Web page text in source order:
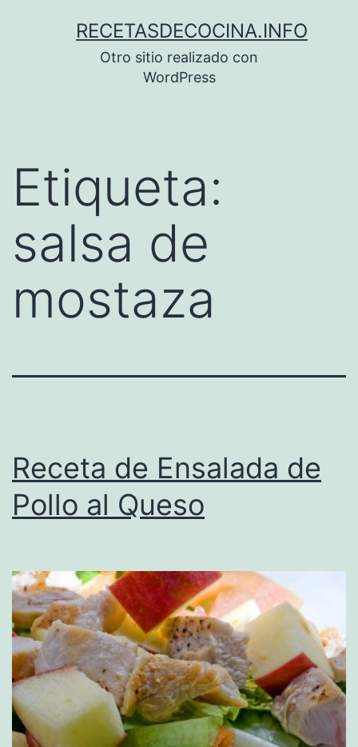
RECETASDECOCINA.INFO
Otro sitio realizado con
WordPress
Etiqueta:
salsa de
mostaza
Receta de Ensalada de
Pollo al Queso